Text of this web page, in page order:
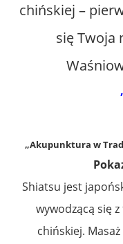
chińskiej –
się Twoja
„Akupunktura w
Shiatsu jest
wywodzącą się
chińskiej.